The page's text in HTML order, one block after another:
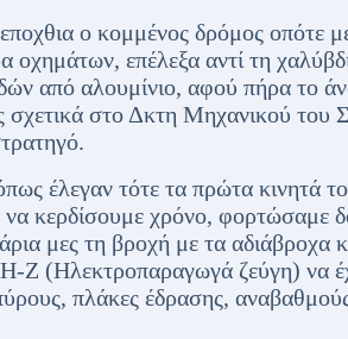
ο κομμένος δρόμος οπότε
οχημάτων, επέλεξα αντί τη
από αλουμίνιο, αφού πήρα το
στο Δκτη Μηχανικού του
έλεγαν τότε τα πρώτα κινητά το
να κερδίσουμε χρόνο, φορτώσαμε
μες τη βροχή με τα αδιάβροχα
Η-Ζ (Ηλεκτροπαραγωγά ζεύγη) να
πλάκες έδρασης,